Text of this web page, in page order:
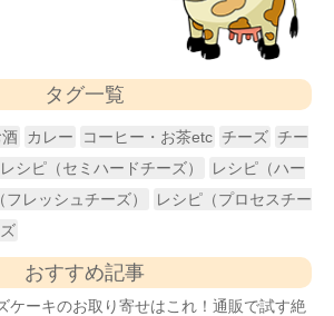
タグ一覧
カレー コーヒー・お茶etc チーズ チー
レシピ（セミハードチーズ）
レシピ（ハー
フレッシュチーズ）
レシピ（プロセスチー
おすすめ記事
ケーキのお取り寄せはこれ！通販で試す絶